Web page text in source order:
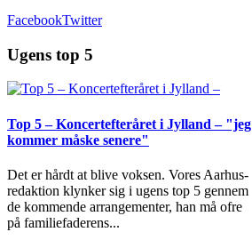
FacebookTwitter
Ugens top 5
Top 5 – Koncertefteråret i Jylland – "jeg
kommer måske senere"
Det er hårdt at blive voksen. Vores Aarhus-
redaktion klynker sig i ugens top 5 gennem
de kommende arrangementer, han må ofre
på familiefaderens...